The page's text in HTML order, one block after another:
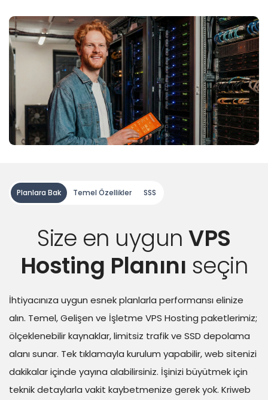
Planlara Bak Temel Özellikler SSS
Size en uygunVPS
Hosting Planını seçin
İhtiyacınıza uygun esnek planlarla performansı elinize
alın. Temel, Gelişen ve İşletme VPS Hosting paketlerimiz;
ölçeklenebilir kaynaklar, limitsiz trafik ve SSD depolama
alanı sunar. Tek tıklamayla kurulum yapabilir, web sitenizi
dakikalar içinde yayına alabilirsiniz. İşinizi büyütmek için
teknik detaylarla vakit kaybetmenize gerek yok. Kriweb